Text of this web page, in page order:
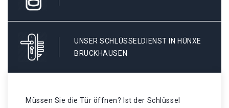
UNSER SCHLÜSSELDIENST IN HÜNXE
BRUCKHAUSEN
Müssen Sie die Tür öffnen? Ist der Schlüssel